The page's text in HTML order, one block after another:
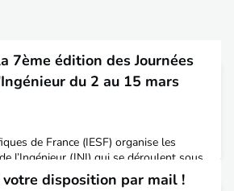
7ème édition des Journées
du 2 au 15 mars
de France (IESF) organise les
l’Ingénieur (JNI) qui se déroulent sous
Emmanuel MACRON Président
année, les JNI seront placées sous le
votre disposition par mail !